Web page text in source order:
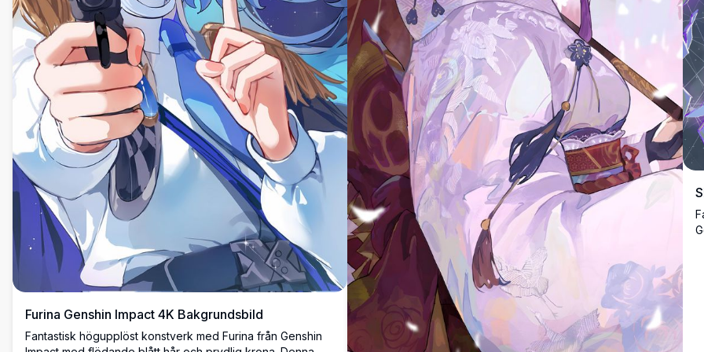
Furina Genshin Impact 4K Bakgrundsbild
Fantastisk högupplöst konstverk med Furina från Genshin